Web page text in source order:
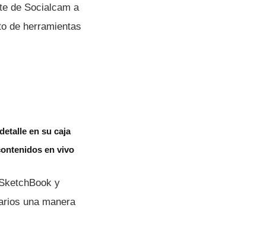
de Socialcam a
de herramientas
en su caja
en vivo
y
una manera